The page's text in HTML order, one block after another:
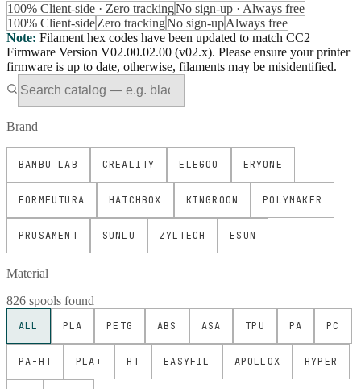
100% Client-side · Zero trackingNo sign-up · Always free
100% Client-sideZero trackingNo sign-upAlways free
Note: Filament hex codes have been updated to match CC2
Firmware Version V02.00.02.00 (v02.x). Please ensure your printer
firmware is up to date, otherwise, filaments may be misidentified.
Brand
BAMBU LAB CREALITY ELEGOO ERYONE
FORMFUTURA HATCHBOX KINGROON POLYMAKER
PRUSAMENT SUNLU ZYLTECH ESUN
Material
826 spools found
ALL PLA PETG ABS ASA TPU PA PC
PA-HT PLA+ HT EASYFIL APOLLOX HYPER